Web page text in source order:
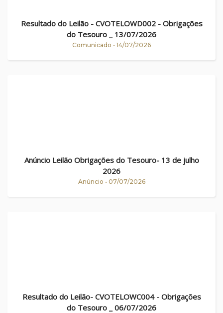
Resultado do Leilão - CVOTELOWD002 - Obrigações
do Tesouro _ 13/07/2026
Comunicado • 14/07/2026
Anúncio Leilão Obrigações do Tesouro- 13 de julho
2026
Anúncio • 07/07/2026
Resultado do Leilão- CVOTELOWC004 - Obrigações
do Tesouro _ 06/07/2026